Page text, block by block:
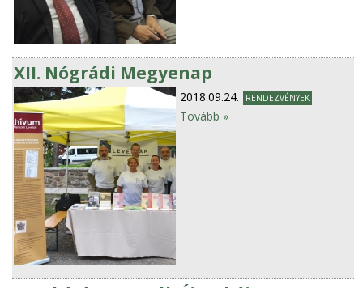
XII. Nógrádi Megyenap
2018.09.24. RENDEZVÉNYEK
Tovább »